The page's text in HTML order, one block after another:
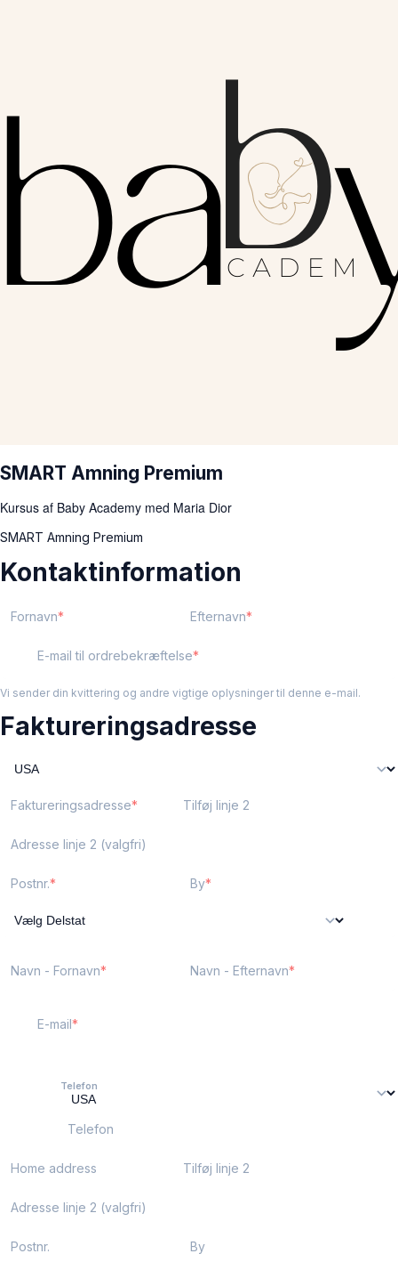
SMART Amning Premium
Kursus af Baby Academy med Maria Dior
SMART Amning Premium
Kontaktinformation
Fornavn Efternavn
E-mail til ordrebekræftelse
Vi sender din kvittering og andre vigtige oplysninger til denne e-mail.
Faktureringsadresse
Faktureringsadresse Tilføj linje 2
Adresse linje 2 (valgfri)
Postnr. By
Navn - Fornavn Navn - Efternavn
E-mail
Telefon
Telefon
Home address Tilføj linje 2
Adresse linje 2 (valgfri)
Postnr. By